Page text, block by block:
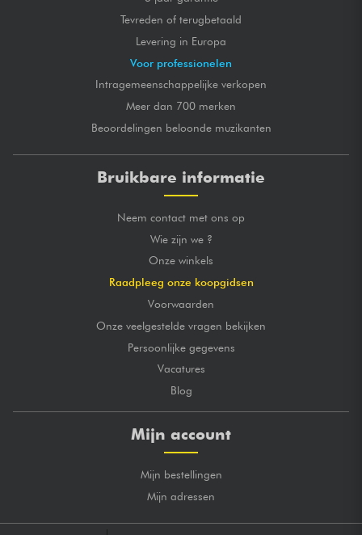
Tevreden of terugbetaald
Levering in Europa
Voor professionelen
Intragemeenschappelijke verkopen
Meer dan 700 merken
Beoordelingen beloonde muzikanten
Bruikbare informatie
Neem contact met ons op
Wie zijn we ?
Onze winkels
Raadpleeg onze koopgidsen
Voorwaarden
Onze veelgestelde vragen bekijken
Persoonlijke gegevens
Vacatures
Blog
Mijn account
Mijn bestellingen
Mijn adressen